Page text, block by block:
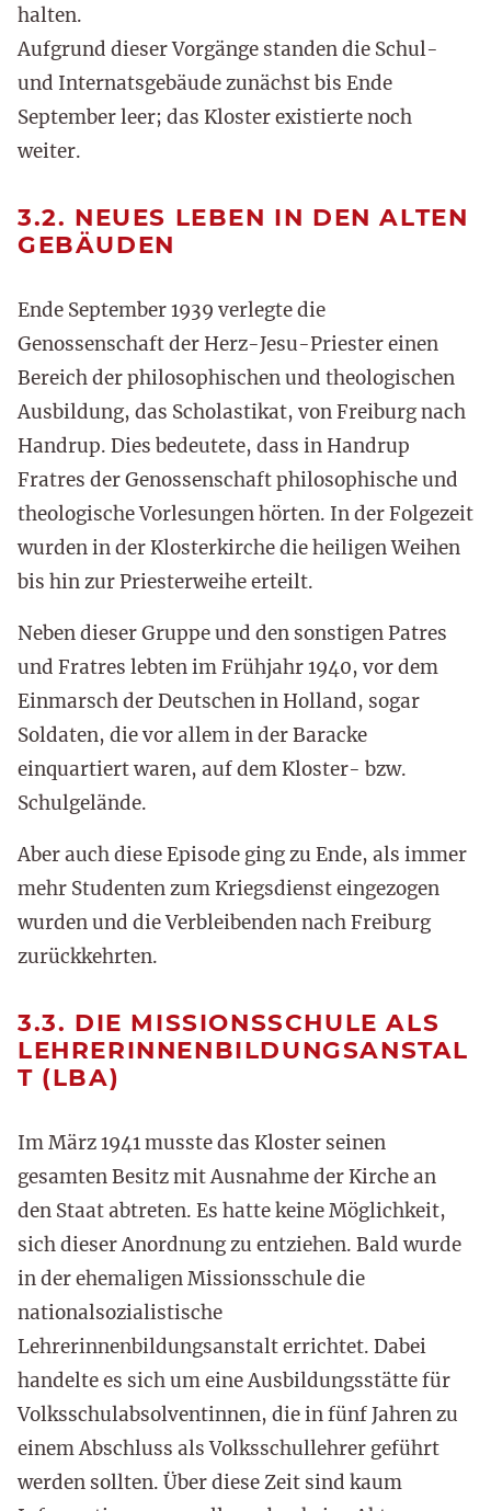
halten.
Aufgrund dieser Vorgänge standen die Schul-
und Internatsgebäude zunächst bis Ende
September leer; das Kloster existierte noch
weiter.
3.2. NEUES LEBEN IN DEN ALTEN
GEBÄUDEN
Ende September 1939 verlegte die
Genossenschaft der Herz-Jesu-Priester einen
Bereich der philosophischen und theologischen
Ausbildung, das Scholastikat, von Freiburg nach
Handrup. Dies bedeutete, dass in Handrup
Fratres der Genossenschaft philosophische und
theologische Vorlesungen hörten. In der Folgezeit
wurden in der Klosterkirche die heiligen Weihen
bis hin zur Priesterweihe erteilt.
Neben dieser Gruppe und den sonstigen Patres
und Fratres lebten im Frühjahr 1940, vor dem
Einmarsch der Deutschen in Holland, sogar
Soldaten, die vor allem in der Baracke
einquartiert waren, auf dem Kloster- bzw.
Schulgelände.
Aber auch diese Episode ging zu Ende, als immer
mehr Studenten zum Kriegsdienst eingezogen
wurden und die Verbleibenden nach Freiburg
zurückkehrten.
3.3. DIE MISSIONSSCHULE ALS
LEHRERINNENBILDUNGSANSTAL
T (LBA)
Im März 1941 musste das Kloster seinen
gesamten Besitz mit Ausnahme der Kirche an
den Staat abtreten. Es hatte keine Möglichkeit,
sich dieser Anordnung zu entziehen. Bald wurde
in der ehemaligen Missionsschule die
nationalsozialistische
Lehrerinnenbildungsanstalt errichtet. Dabei
handelte es sich um eine Ausbildungsstätte für
Volksschulabsolventinnen, die in fünf Jahren zu
einem Abschluss als Volksschullehrer geführt
werden sollten. Über diese Zeit sind kaum